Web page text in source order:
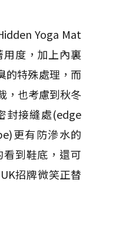
Yoga Mat
度，加上內裏
的特殊處理，而
，也考慮到秋冬
封接縫處(edge
更有防滲水的
到鞋底，還可
招牌微笑正替